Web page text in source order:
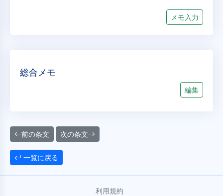
メモ入力
総合メモ
編集
前の条文 次の条文
一覧に戻る
利用規約